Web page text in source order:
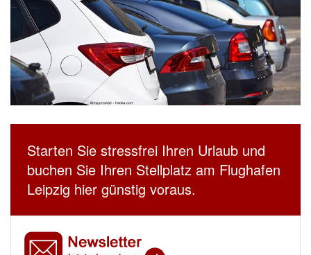
Starten Sie stressfrei Ihren Urlaub und
buchen Sie Ihren Stellplatz am Flughafen
Leipzig hier günstig voraus.